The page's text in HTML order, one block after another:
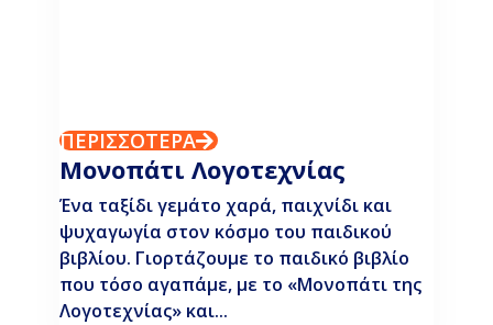
ΠΕΡΙΣΣΟΤΕΡΑ
Μονοπάτι Λογοτεχνίας
Ένα ταξίδι γεμάτο χαρά, παιχνίδι και
ψυχαγωγία στον κόσμο του παιδικού
βιβλίου. Γιορτάζουμε το παιδικό βιβλίο
που τόσο αγαπάμε, με το «Μονοπάτι της
Λογοτεχνίας» και...